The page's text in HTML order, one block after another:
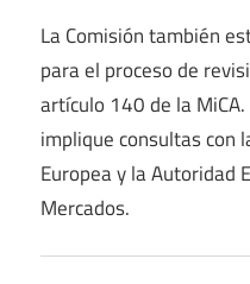
La Comisión también
para el proceso de
artículo 140 de la
implique consultas con
Europea y la Autoridad
Mercados.